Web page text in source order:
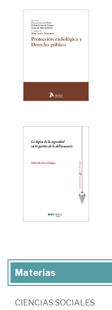
Materias
CIENCIAS SOCIALES